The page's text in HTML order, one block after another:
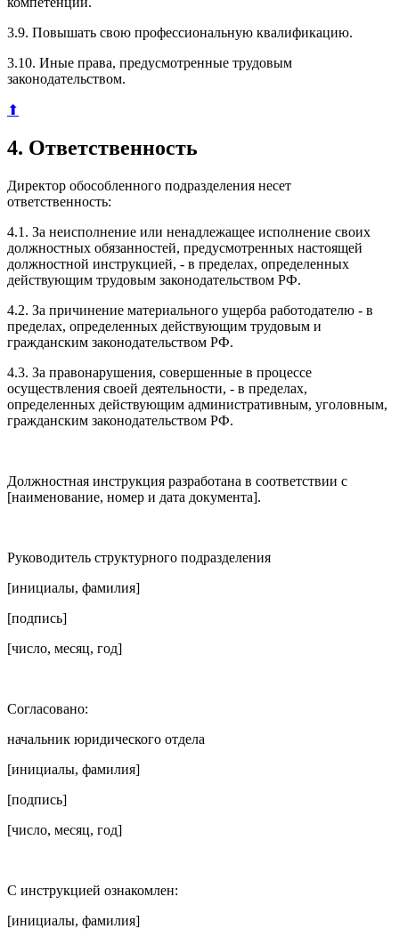
3.9. Повышать свою профессиональную квалификацию.
3.10. Иные права, предусмотренные трудовым
законодательством.
⬆
4. Ответственность
Директор обособленного подразделения несет
ответственность:
4.1. За неисполнение или ненадлежащее исполнение своих
должностных обязанностей, предусмотренных настоящей
должностной инструкцией, - в пределах, определенных
действующим трудовым законодательством РФ.
4.2. За причинение материального ущерба работодателю - в
пределах, определенных действующим трудовым и
гражданским законодательством РФ.
4.3. За правонарушения, совершенные в процессе
осуществления своей деятельности, - в пределах,
определенных действующим административным, уголовным,
гражданским законодательством РФ.
Должностная инструкция разработана в соответствии с
[наименование, номер и дата документа].
Руководитель структурного подразделения
[инициалы, фамилия]
[подпись]
[число, месяц, год]
Согласовано:
начальник юридического отдела
[инициалы, фамилия]
[подпись]
[число, месяц, год]
С инструкцией ознакомлен:
[инициалы, фамилия]